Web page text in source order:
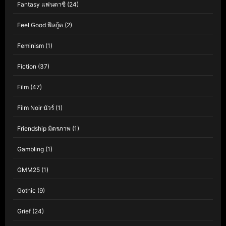
Fantasy แฟนตาซี (24)
Feel Good ฟีลกู้ด (2)
Feminism (1)
Fiction (37)
Film (47)
Film Noir นัวร์ (1)
Friendship มิตรภาพ (1)
Gambling (1)
GMM25 (1)
Gothic (9)
Grief (24)